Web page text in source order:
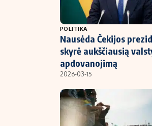
POLITIKA
Nausėda Čekijos
skyrė aukščiausią
apdovanojimą
2026-03-15